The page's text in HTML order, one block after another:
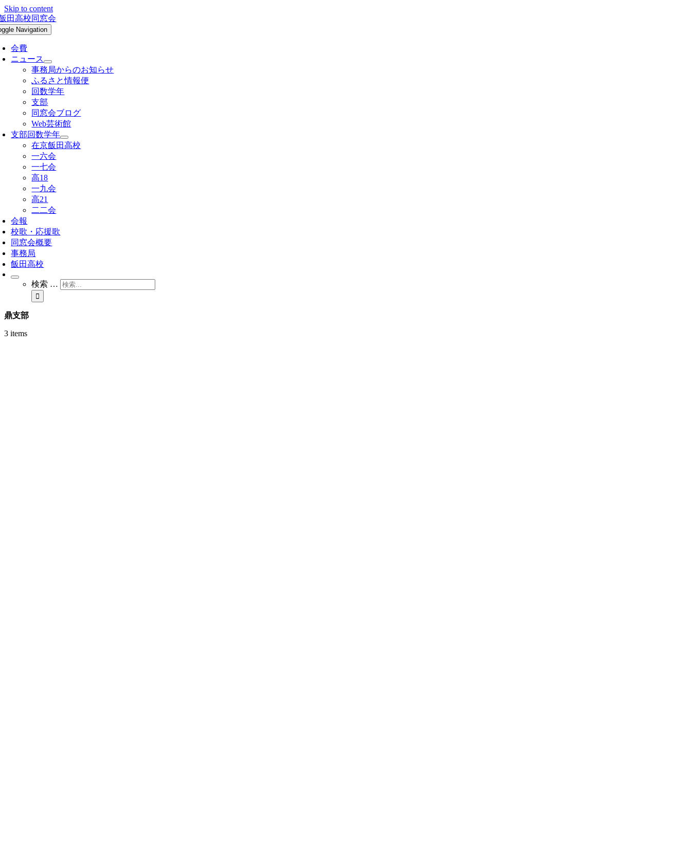
Skip to content
Navigation
会費
ニュース
事務局からのお知らせ
ふるさと情報便
回数学年
支部
同窓会ブログ
Web芸術館
支部回数学年
在京飯田高校
一六会
一七会
高18
一九会
高21
二二会
会報
校歌・応援歌
同窓会概要
事務局
飯田高校
検索 …
鼎支部
3 items